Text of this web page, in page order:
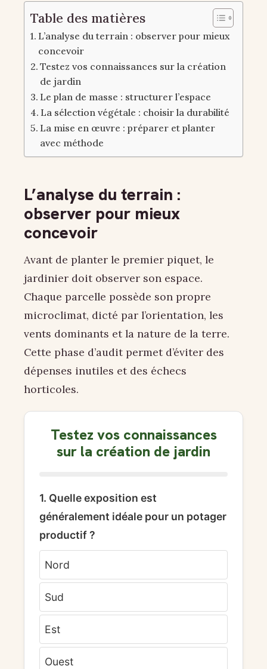
Table des matières
L’analyse du terrain : observer pour mieux
concevoir
Testez vos connaissances sur la création
de jardin
Le plan de masse : structurer l’espace
La sélection végétale : choisir la durabilité
La mise en œuvre : préparer et planter
avec méthode
L’analyse du terrain :
observer pour mieux
concevoir
Avant de planter le premier piquet, le
jardinier doit observer son espace.
Chaque parcelle possède son propre
microclimat, dicté par l’orientation, les
vents dominants et la nature de la terre.
Cette phase d’audit permet d’éviter des
dépenses inutiles et des échecs
horticoles.
Testez vos connaissances
sur la création de jardin
1. Quelle exposition est
généralement idéale pour un potager
productif ?
Nord
Sud
Est
Ouest